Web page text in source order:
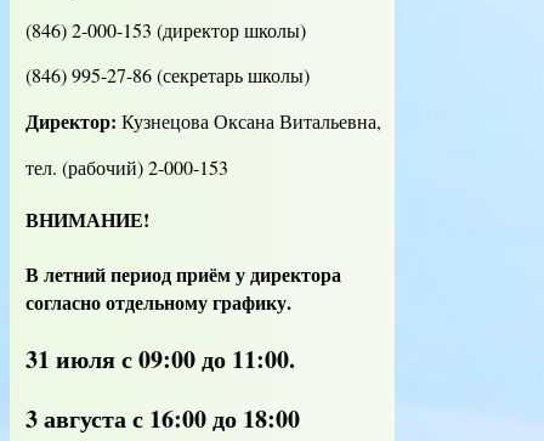
(846) 2-000-153 (директор школы)
(846) 995-27-86 (секретарь школы)
Директор: Кузнецова Оксана Витальевна,
тел. (рабочий) 2-000-153
ВНИМАНИЕ!
В летний период приём у директора
согласно отдельному графику.
31 июля с 09:00 до 11:00.
3 августа с 16:00 до 18:00